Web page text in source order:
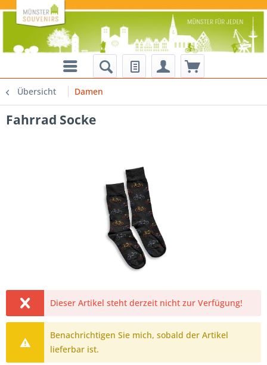
Übersicht Damen
Fahrrad Socke
Dieser Artikel steht derzeit nicht zur Verfügung!
Benachrichtigen Sie mich, sobald der Artikel
lieferbar ist.